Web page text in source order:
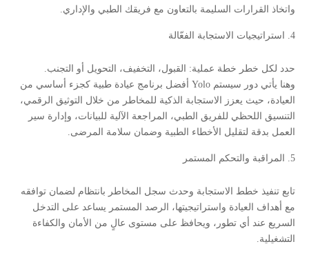
واتخاذ القرارات السليمة بالتعاون مع فريقك الطبي والإداري.
استراتيجيات الاستجابة الفعّالة
حدد لكل خطر خطة عملية: القبول، التخفيف، التحويل أو التجنب.
وهنا يأتي دور سيستم Yolo أفضل برنامج عيادة طبية كجزء أساسي من
العيادة، حيث يعزز الاستجابة الذكية للمخاطر من خلال التوثيق الرقمي،
التنسيق اللحظي للفريق الطبي، المراجعة الآلية للبيانات، وإدارة سير
العمل بدقة لتقليل الأخطاء الطبية وضمان سلامة المرضى.
المراقبة والتحكم المستمر
تابع تنفيذ خطط الاستجابة وحدث سجل المخاطر بانتظام لضمان توافقه
مع أهداف العيادة واستراتيجيتها، الرصد المستمر يساعد على التدخل
السريع عند أي تطور، ويحافظ على مستوى عالٍ من الأمان والكفاءة
التشغيلية.